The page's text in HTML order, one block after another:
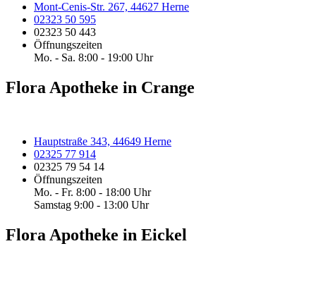
Mont-Cenis-Str. 267, 44627 Herne
02323 50 595
02323 50 443
Öffnungszeiten
Mo. - Sa. 8:00 - 19:00 Uhr
Flora Apotheke in Crange
Hauptstraße 343, 44649 Herne
02325 77 914
02325 79 54 14
Öffnungszeiten
Mo. - Fr. 8:00 - 18:00 Uhr
Samstag 9:00 - 13:00 Uhr
Flora Apotheke in Eickel